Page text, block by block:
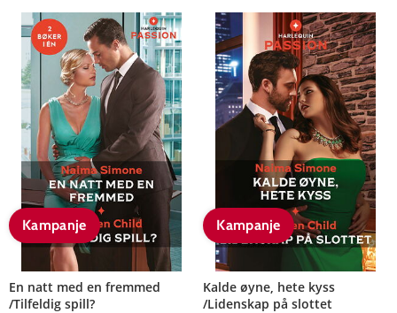
Kampanje
En natt med en fremmed
/Tilfeldig spill?
Kampanje
Kalde øyne, hete kyss
/Lidenskap på slottet